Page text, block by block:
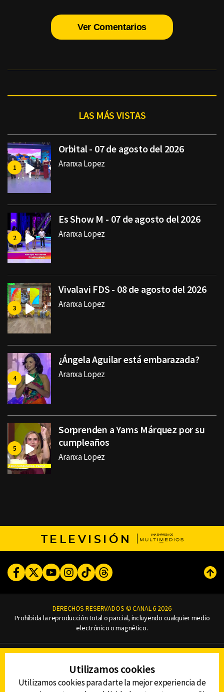
Ver Comentarios
LAS MÁS VISTAS
Orbital - 07 de agosto del 2026
Aranxa Lopez
Es Show M - 07 de agosto del 2026
Aranxa Lopez
Vivalavi FDS - 08 de agosto del 2026
Aranxa Lopez
¿Ángela Aguilar está embarazada?
Aranxa Lopez
Sorprenden a Yams Márquez por su
cumpleaños
Aranxa Lopez
TELEVISIÓN
FacebookTwitterYoutubeInstagram
TikTokThreads
DERECHOS RESERVADOS © CANAL 6 2026
Prohibida la reproducción total o parcial, incluyendo cualquier medio
electrónico o magnético.
AVISO DE PRIVACIDAD
AVISO LEGAL
DEFENSORÍA DE LAS AUDIENCIAS
Utilizamos cookies
Utilizamos cookies para darte la mejor experiencia de